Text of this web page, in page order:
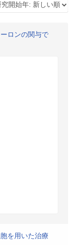
ロンの関与で
を用いた治療